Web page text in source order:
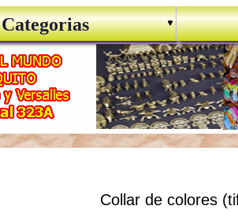
Categorias
Collar de colores